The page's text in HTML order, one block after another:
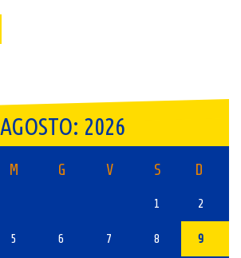
AGOSTO: 2026
M G V S D
1 2
5 6 7 8 9